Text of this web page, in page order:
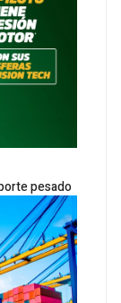
pesado